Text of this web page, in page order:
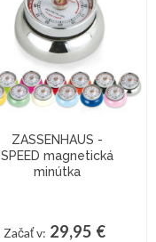
ZASSENHAUS -
SPEED magnetická
minútka
Začať v: 29,95 €